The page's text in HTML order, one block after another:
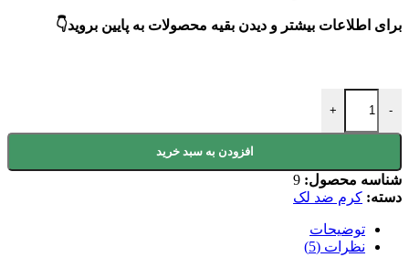
برای اطلاعات بیشتر و دیدن بقیه محصولات به پایین بروید👇
-
+
افزودن به سبد خرید
شناسه محصول: 9
دسته: کرم ضد لک
توضیحات
نظرات (5)